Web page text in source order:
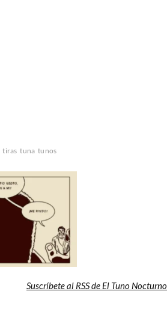
tiras tuna tunos
Suscríbete al RSS de El Tuno Nocturno